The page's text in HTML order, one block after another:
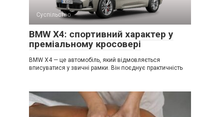
Суспільство
BMW X4: спортивний характер у
преміальному кросовері
BMW X4 — це автомобіль, який відмовляється
вписуватися у звичні рамки. Він поєднує практичність